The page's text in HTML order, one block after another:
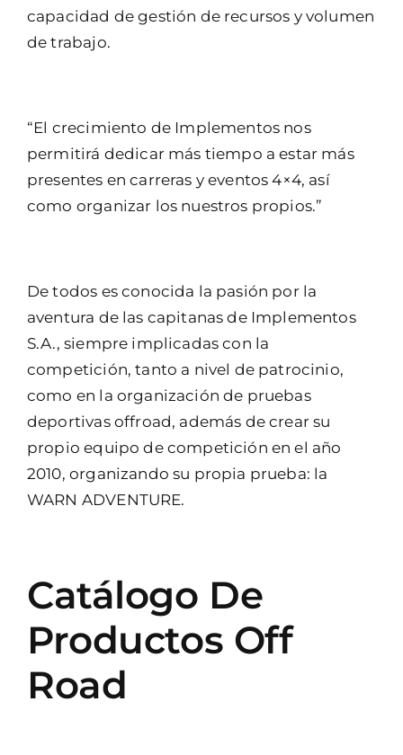
capacidad de gestión de recursos y volumen
de trabajo.
“El crecimiento de Implementos nos
permitirá dedicar más tiempo a estar más
presentes en carreras y eventos 4×4, así
como organizar los nuestros propios.”
De todos es conocida la pasión por la
aventura de las capitanas de Implementos
S.A., siempre implicadas con la
competición, tanto a nivel de patrocinio,
como en la organización de pruebas
deportivas offroad, además de crear su
propio equipo de competición en el año
2010, organizando su propia prueba: la
WARN ADVENTURE.
Catálogo De
Productos Off
Road